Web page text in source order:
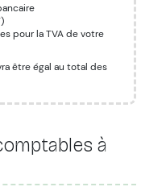
pour la TVA de votre
être égal au total des
à